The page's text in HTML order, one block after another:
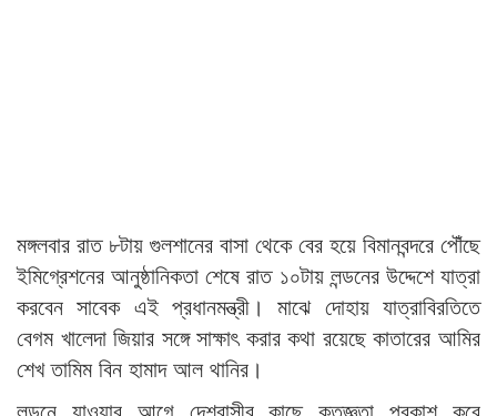
মঙ্গলবার রাত ৮টায় গুলশানের বাসা থেকে বের হয়ে বিমানবন্দরে পৌঁছে
ইমিগ্রেশনের আনুষ্ঠানিকতা শেষে রাত ১০টায় লন্ডনের উদ্দেশে যাত্রা
করবেন সাবেক এই প্রধানমন্ত্রী। মাঝে দোহায় যাত্রাবিরতিতে
বেগম খালেদা জিয়ার সঙ্গে সাক্ষাৎ করার কথা রয়েছে কাতারের আমির
শেখ তামিম বিন হামাদ আল থানির।